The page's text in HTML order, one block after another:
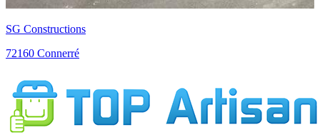
SG Constructions
72160 Connerré